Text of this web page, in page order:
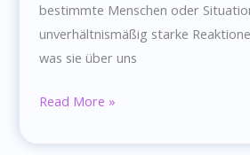
bestimmte Menschen oder
unverhältnismäßig starke
was sie über uns
Die
hinter
Read More »